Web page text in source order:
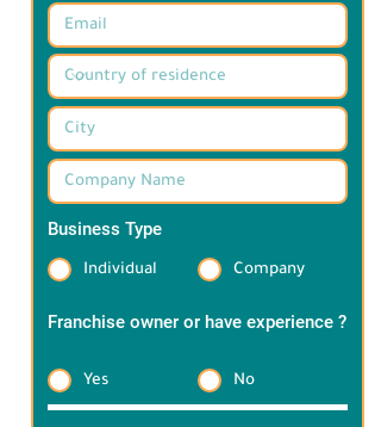
Business Type
Individual Company
Franchise owner or have experience ?
Yes No